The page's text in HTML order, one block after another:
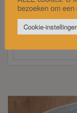
witvis, pesto-
20/03/2022
bezoeken om
Cookie-